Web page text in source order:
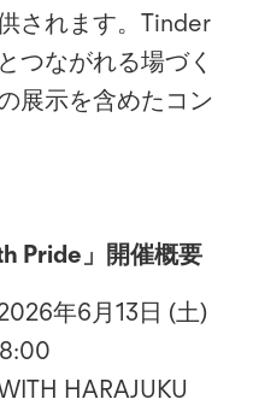
されます。Tinder
つながれる場づく
展示を含めたコン
Pride」開催概要
6月13日 (土)